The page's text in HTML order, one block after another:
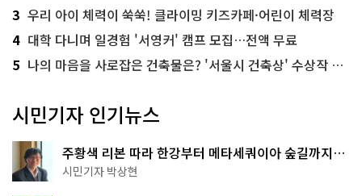
3 우리 아이 체력이 쑥쑥! 클라이밍 키즈카페·어린이 체력장
4 대학 다니며 일경험 '서영커' 캠프 모집…전액 무료
5 나의 마음을 사로잡은 건축물은? '서울시 건축상' 수상작 공개!
시민기자 인기뉴스
주황색 리본 따라 한강부터 메타세쿼이아 숲길까지…
서울둘레길 15코스
시민기자 박상현